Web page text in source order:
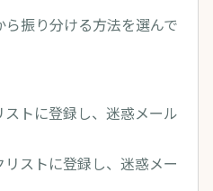
振り分ける方法を選んで
ストに登録し、迷惑メール
リストに登録し、迷惑メー